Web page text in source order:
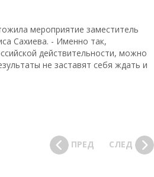
мероприятие заместитель
Сахиева. - Именно так,
действительности, можно
не заставят себя ждать и
ПРЕД СЛЕД